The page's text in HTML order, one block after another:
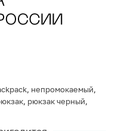
, непромокаемый,
, рюкзак черный,